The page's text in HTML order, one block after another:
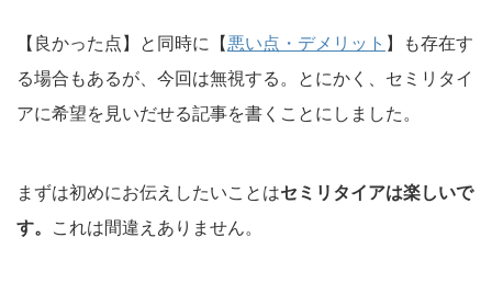
【良かった点】と同時に【悪い点・デメリット 】も存在す
る場合もあるが、今回は無視する。とにかく、セミリタイ
アに希望を見いだせる記事を書くことにしました。
まずは初めにお伝えしたいことはセミリタイアは楽しいで
す。 これは間違えありません。